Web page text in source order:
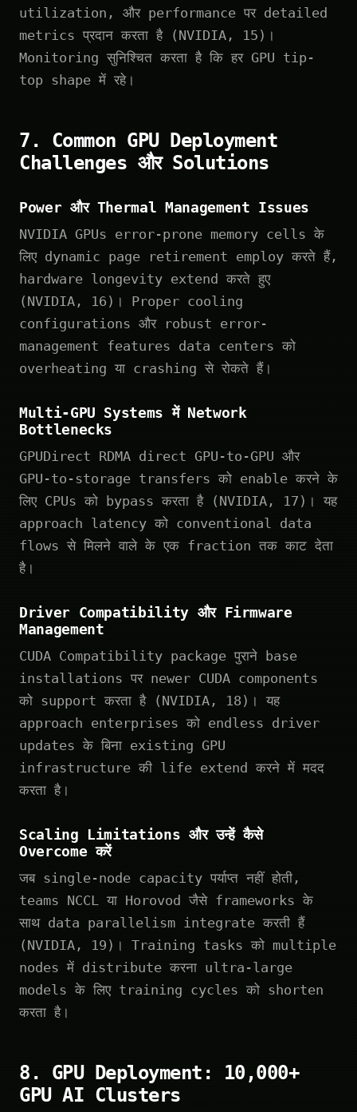
utilization, और performance पर detailed
metrics प्रदान करता है (NVIDIA, 15)।
Monitoring सुनिश्चित करता है कि हर GPU tip-
top shape में रहे।
7. Common GPU Deployment
Challenges और Solutions
Power और Thermal Management Issues
NVIDIA GPUs error-prone memory cells के
लिए dynamic page retirement employ करते हैं,
hardware longevity extend करते हुए
(NVIDIA, 16)। Proper cooling
configurations और robust error-
management features data centers को
overheating या crashing से रोकते हैं।
Multi-GPU Systems में Network
Bottlenecks
GPUDirect RDMA direct GPU-to-GPU और
GPU-to-storage transfers को enable करने के
लिए CPUs को bypass करता है (NVIDIA, 17)। यह
approach latency को conventional data
flows से मिलने वाले के एक fraction तक काट देता
है।
Driver Compatibility और Firmware
Management
CUDA Compatibility package पुराने base
installations पर newer CUDA components
को support करता है (NVIDIA, 18)। यह
approach enterprises को endless driver
updates के बिना existing GPU
infrastructure की life extend करने में मदद
करता है।
Scaling Limitations और उन्हें कैसे
Overcome करें
जब single-node capacity पर्याप्त नहीं होती,
teams NCCL या Horovod जैसे frameworks के
साथ data parallelism integrate करती हैं
(NVIDIA, 19)। Training tasks को multiple
nodes में distribute करना ultra-large
models के लिए training cycles को shorten
करता है।
8. GPU Deployment: 10,000+
GPU AI Clusters